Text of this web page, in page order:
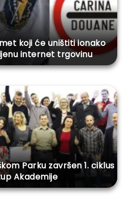
koji će uništiti ionako
internet trgovinu
Parku završen 1. ciklus
Akademije